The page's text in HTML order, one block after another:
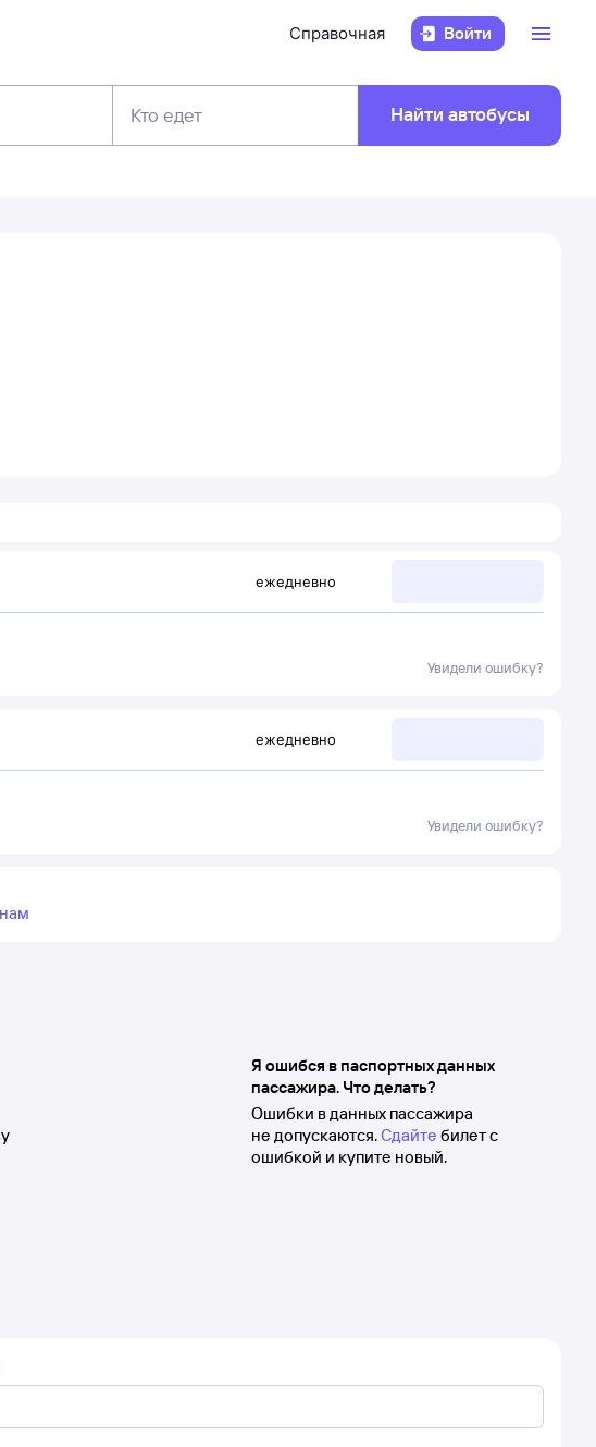
Справочная Войти
Кто едет Найти автобусы
ежедневно
Увидели ошибку?
ежедневно
Увидели ошибку?
Я ошибся в паспортных данных
пассажира. Что делать?
Ошибки в данных пассажира
не допускаются.Сдайте билет с
ошибкой и купите новый.